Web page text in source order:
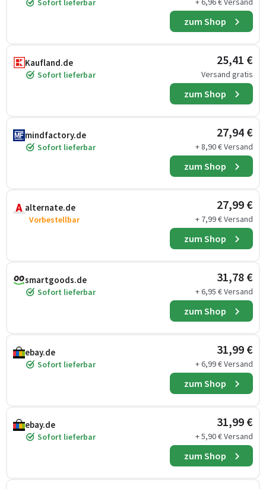
Sofort lieferbar
zum Shop
Kaufland.de
Sofort lieferbar
25,41 €
Versand gratis
zum Shop
mindfactory.de
Sofort lieferbar
27,94 €
+ 8,90 € Versand
zum Shop
alternate.de
Vorbestellbar
27,99 €
+ 7,99 € Versand
zum Shop
smartgoods.de
Sofort lieferbar
31,78 €
+ 6,95 € Versand
zum Shop
ebay.de
Sofort lieferbar
31,99 €
+ 6,99 € Versand
zum Shop
ebay.de
Sofort lieferbar
31,99 €
+ 5,90 € Versand
zum Shop